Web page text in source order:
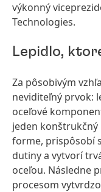
výkonný
Technologies.
Lepidlo,
Za pôsobivým
neviditeľný prvok:
oceľové
jeden konštrukčný
forme, prispôsobí
dutiny a vytvorí
oceľou. Následne
procesom